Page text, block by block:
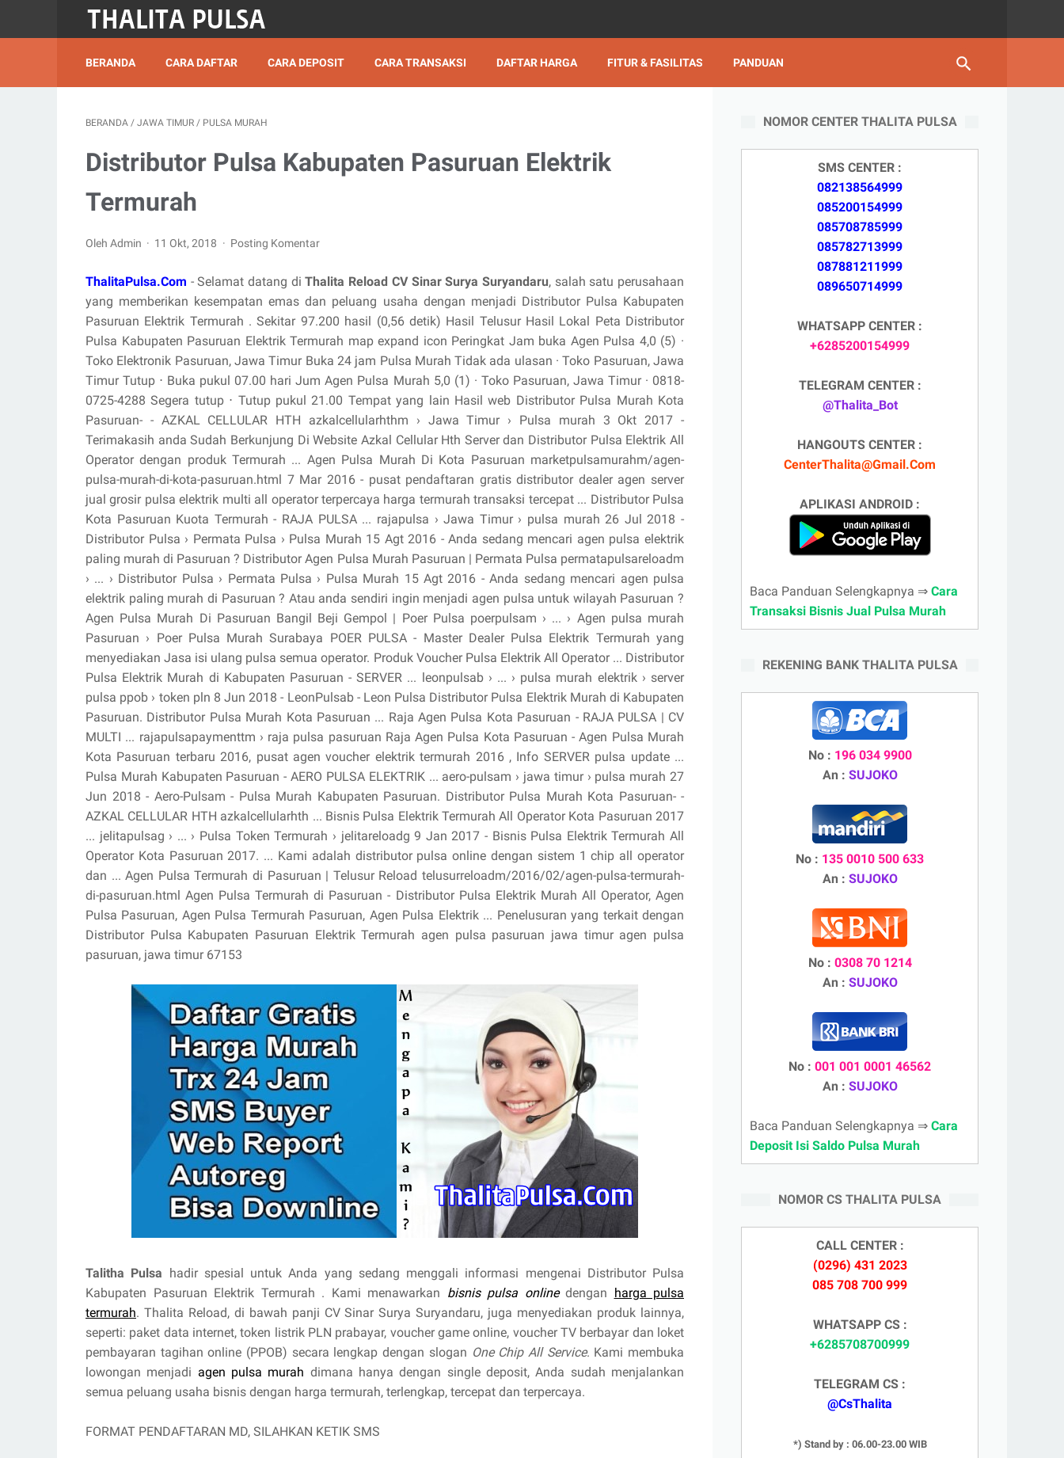
BERANDA CARA DAFTAR CARA DEPOSIT CARA TRANSAKSI DAFTAR HARGA FITUR & FASILITAS PANDUAN
BERANDA / JAWA TIMUR / PULSA MURAH
Distributor Pulsa Kabupaten Pasuruan Elektrik
Termurah
Oleh Admin 11 Okt, 2018 Posting Komentar
ThalitaPulsa.Com - Selamat datang diThalita Reload CV Sinar Surya Suryandaru, salah satu perusahaan
yang memberikan kesempatan emas dan peluang usaha dengan menjadi Distributor Pulsa Kabupaten
Pasuruan Elektrik Termurah . Sekitar 97.200 hasil (0,56 detik) Hasil Telusur Hasil Lokal Peta Distributor
Pulsa Kabupaten Pasuruan Elektrik Termurah map expand icon Peringkat Jam buka Agen Pulsa 4,0 (5) ·
Toko Elektronik Pasuruan, Jawa Timur Buka 24 jam Pulsa Murah Tidak ada ulasan · Toko Pasuruan, Jawa
Timur Tutup ⋅ Buka pukul 07.00 hari Jum Agen Pulsa Murah 5,0 (1) · Toko Pasuruan, Jawa Timur · 0818-
0725-4288 Segera tutup ⋅ Tutup pukul 21.00 Tempat yang lain Hasil web Distributor Pulsa Murah Kota
Pasuruan- - AZKAL CELLULAR HTH azkalcellularhthm › Jawa Timur › Pulsa murah 3 Okt 2017 -
Terimakasih anda Sudah Berkunjung Di Website Azkal Cellular Hth Server dan Distributor Pulsa Elektrik All
Operator dengan produk Termurah ... Agen Pulsa Murah Di Kota Pasuruan marketpulsamurahm/agen-
pulsa-murah-di-kota-pasuruan.html 7 Mar 2016 - pusat pendaftaran gratis distributor dealer agen server
jual grosir pulsa elektrik multi all operator terpercaya harga termurah transaksi tercepat ... Distributor Pulsa
Kota Pasuruan Kuota Termurah - RAJA PULSA ... rajapulsa › Jawa Timur › pulsa murah 26 Jul 2018 -
Distributor Pulsa › Permata Pulsa › Pulsa Murah 15 Agt 2016 - Anda sedang mencari agen pulsa elektrik
paling murah di Pasuruan ? Distributor Agen Pulsa Murah Pasuruan | Permata Pulsa permatapulsareloadm
› ... › Distributor Pulsa › Permata Pulsa › Pulsa Murah 15 Agt 2016 - Anda sedang mencari agen pulsa
elektrik paling murah di Pasuruan ? Atau anda sendiri ingin menjadi agen pulsa untuk wilayah Pasuruan ?
Agen Pulsa Murah Di Pasuruan Bangil Beji Gempol | Poer Pulsa poerpulsam › ... › Agen pulsa murah
Pasuruan › Poer Pulsa Murah Surabaya POER PULSA - Master Dealer Pulsa Elektrik Termurah yang
menyediakan Jasa isi ulang pulsa semua operator. Produk Voucher Pulsa Elektrik All Operator ... Distributor
Pulsa Elektrik Murah di Kabupaten Pasuruan - SERVER ... leonpulsab › ... › pulsa murah elektrik › server
pulsa ppob › token pln 8 Jun 2018 - LeonPulsab - Leon Pulsa Distributor Pulsa Elektrik Murah di Kabupaten
Pasuruan. Distributor Pulsa Murah Kota Pasuruan ... Raja Agen Pulsa Kota Pasuruan - RAJA PULSA | CV
MULTI ... rajapulsapaymenttm › raja pulsa pasuruan Raja Agen Pulsa Kota Pasuruan - Agen Pulsa Murah
Kota Pasuruan terbaru 2016, pusat agen voucher elektrik termurah 2016 , Info SERVER pulsa update ...
Pulsa Murah Kabupaten Pasuruan - AERO PULSA ELEKTRIK ... aero-pulsam › jawa timur › pulsa murah 27
Jun 2018 - Aero-Pulsam - Pulsa Murah Kabupaten Pasuruan. Distributor Pulsa Murah Kota Pasuruan- -
AZKAL CELLULAR HTH azkalcellularhth ... Bisnis Pulsa Elektrik Termurah All Operator Kota Pasuruan 2017
... jelitapulsag › ... › Pulsa Token Termurah › jelitareloadg 9 Jan 2017 - Bisnis Pulsa Elektrik Termurah All
Operator Kota Pasuruan 2017. ... Kami adalah distributor pulsa online dengan sistem 1 chip all operator
dan ... Agen Pulsa Termurah di Pasuruan | Telusur Reload telusurreloadm/2016/02/agen-pulsa-termurah-
di-pasuruan.html Agen Pulsa Termurah di Pasuruan - Distributor Pulsa Elektrik Murah All Operator, Agen
Pulsa Pasuruan, Agen Pulsa Termurah Pasuruan, Agen Pulsa Elektrik ... Penelusuran yang terkait dengan
Distributor Pulsa Kabupaten Pasuruan Elektrik Termurah agen pulsa pasuruan jawa timur agen pulsa
pasuruan, jawa timur 67153
Talitha Pulsa hadir spesial untuk Anda yang sedang menggali informasi mengenai Distributor Pulsa
Kabupaten Pasuruan Elektrik Termurah . Kami menawarkan bisnis pulsa onlinedengan harga pulsa
termurah. Thalita Reload, di bawah panji CV Sinar Surya Suryandaru, juga menyediakan produk lainnya,
seperti: paket data internet, token listrik PLN prabayar, voucher game online, voucher TV berbayar dan loket
pembayaran tagihan online (PPOB) secara lengkap dengan slogan One Chip All Service. Kami membuka
lowongan menjadi agen pulsa murah dimana hanya dengan single deposit, Anda sudah menjalankan
semua peluang usaha bisnis dengan harga termurah, terlengkap, tercepat dan terpercaya.
FORMAT PENDAFTARAN MD, SILAHKAN KETIK SMS
NOMOR CENTER THALITA PULSA
SMS CENTER :
082138564999
085200154999
085708785999
085782713999
087881211999
089650714999
WHATSAPP CENTER :
+6285200154999
TELEGRAM CENTER :
@Thalita_Bot
HANGOUTS CENTER :
CenterThalita@Gmail.Com
APLIKASI ANDROID :
Baca Panduan Selengkapnya ⇒ Cara
Transaksi Bisnis Jual Pulsa Murah
REKENING BANK THALITA PULSA
No : 196 034 9900
An : SUJOKO
No : 135 0010 500 633
An : SUJOKO
No : 0308 70 1214
An : SUJOKO
No : 001 001 0001 46562
An : SUJOKO
Baca Panduan Selengkapnya ⇒ Cara
Deposit Isi Saldo Pulsa Murah
NOMOR CS THALITA PULSA
CALL CENTER :
(0296) 431 2023
085 708 700 999
WHATSAPP CS :
+6285708700999
TELEGRAM CS :
@CsThalita
*) Stand by : 06.00-23.00 WIB